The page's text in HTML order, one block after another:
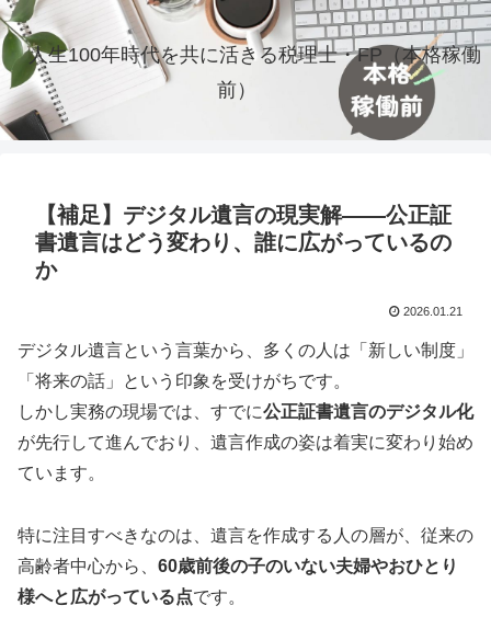
人生100年時代を共に活きる税理士・FP（本格稼働
前）
【補足】デジタル遺言の現実解――公正証
書遺言はどう変わり、誰に広がっているの
か
2026.01.21
デジタル遺言という言葉から、多くの人は「新しい制度」
「将来の話」という印象を受けがちです。
しかし実務の現場では、すでに公正証書遺言のデジタル化
が先行して進んでおり、遺言作成の姿は着実に変わり始め
ています。
特に注目すべきなのは、遺言を作成する人の層が、従来の
高齢者中心から、 60歳前後の子のいない夫婦やおひとり
様へと広がっている点です。